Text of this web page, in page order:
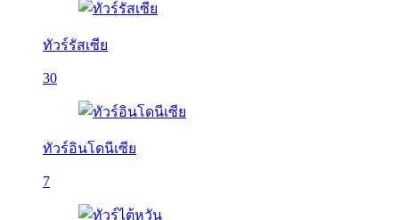
ทัวร์รัสเซีย
30
ทัวร์อินโดนีเซีย
7